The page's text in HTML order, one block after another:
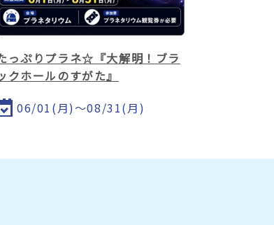
っぷりプラネ☆『大解明！ブラ
クホールのすがた』
06/01(月)～08/31(月)